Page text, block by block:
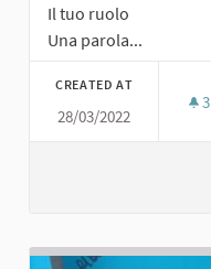
Il tuo ruolo
Una parola...
CREATED AT
28/03/2022
3